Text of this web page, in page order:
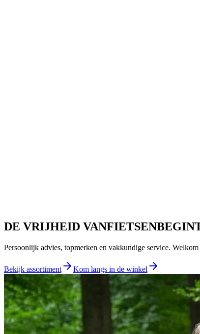
DE VRIJHEID VANFIETSEN
Persoonlijk advies, topmerken en vakkundige service.
Bekijk assortiment Kom langs in de winkel